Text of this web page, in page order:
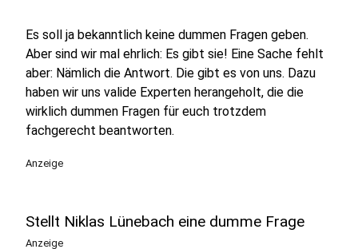
Es soll ja bekanntlich keine dummen Fragen geben.
Aber sind wir mal ehrlich: Es gibt sie! Eine Sache fehlt
aber: Nämlich die Antwort. Die gibt es von uns. Dazu
haben wir uns valide Experten herangeholt, die die
wirklich dummen Fragen für euch trotzdem
fachgerecht beantworten.
Anzeige
Stellt Niklas Lünebach eine dumme Frage
Anzeige